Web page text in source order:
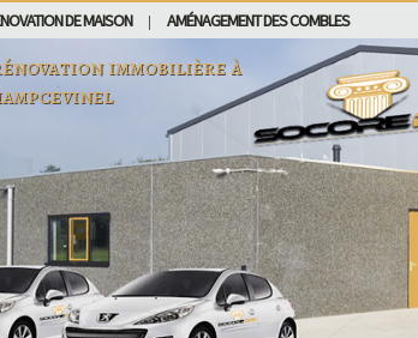
DE MAISON AMÉNAGEMENT DES COMBLES
immobilière à